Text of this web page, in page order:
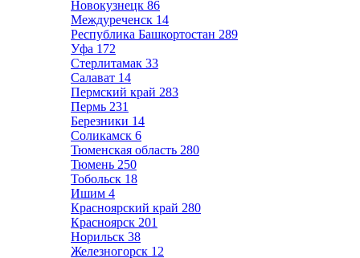
Новокузнецк 86
Междуреченск 14
Республика Башкортостан 289
Уфа 172
Стерлитамак 33
Салават 14
Пермский край 283
Пермь 231
Березники 14
Соликамск 6
Тюменская область 280
Тюмень 250
Тобольск 18
Ишим 4
Красноярский край 280
Красноярск 201
Норильск 38
Железногорск 12